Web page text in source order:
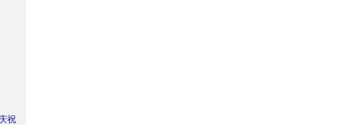
祝